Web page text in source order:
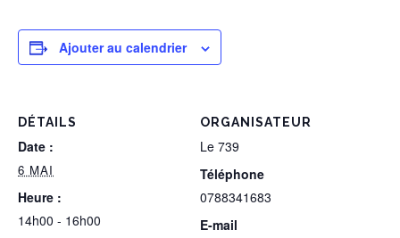
Ajouter au calendrier
DÉTAILS
Date :
6 MAI
Heure :
14h00 - 16h00
ORGANISATEUR
Le 739
Téléphone
0788341683
E-mail